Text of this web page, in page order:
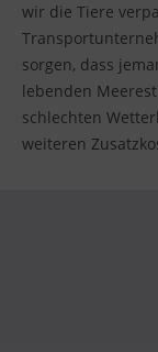
wir die Tiere
sorgen, dass
lebenden
schlechten
weiteren